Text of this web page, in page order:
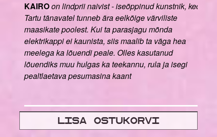
KAIROon lindprii naivist - iseõppinud kunstnik, keda
Tartu tänavatel tunneb ära eelkõige värviliste
maasikate poolest. Kui ta parasjagu mõnda
elektrikappi ei kaunista, siis maalib ta väga hea
meelega ka lõuendi peale. Olles kasutanud
lõuendiks muu hulgas ka teekannu, rula ja isegi
pealtlaetava pesumasina kaant
Lisa ostukorvi